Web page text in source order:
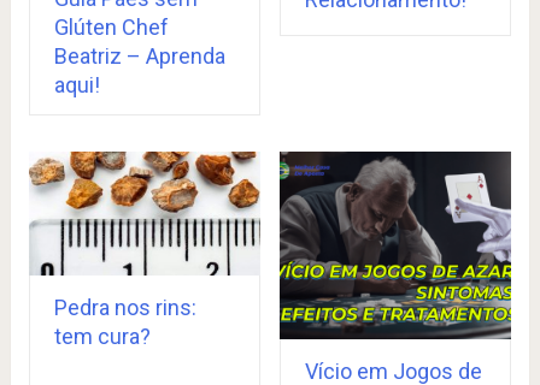
Glúten Chef
Beatriz – Aprenda
aqui!
Pedra nos rins:
tem cura?
Vício em Jogos de